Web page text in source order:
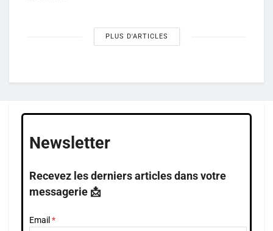
PLUS D'ARTICLES
Newsletter
Recevez les derniers articles dans votre
messagerie 📩
Email